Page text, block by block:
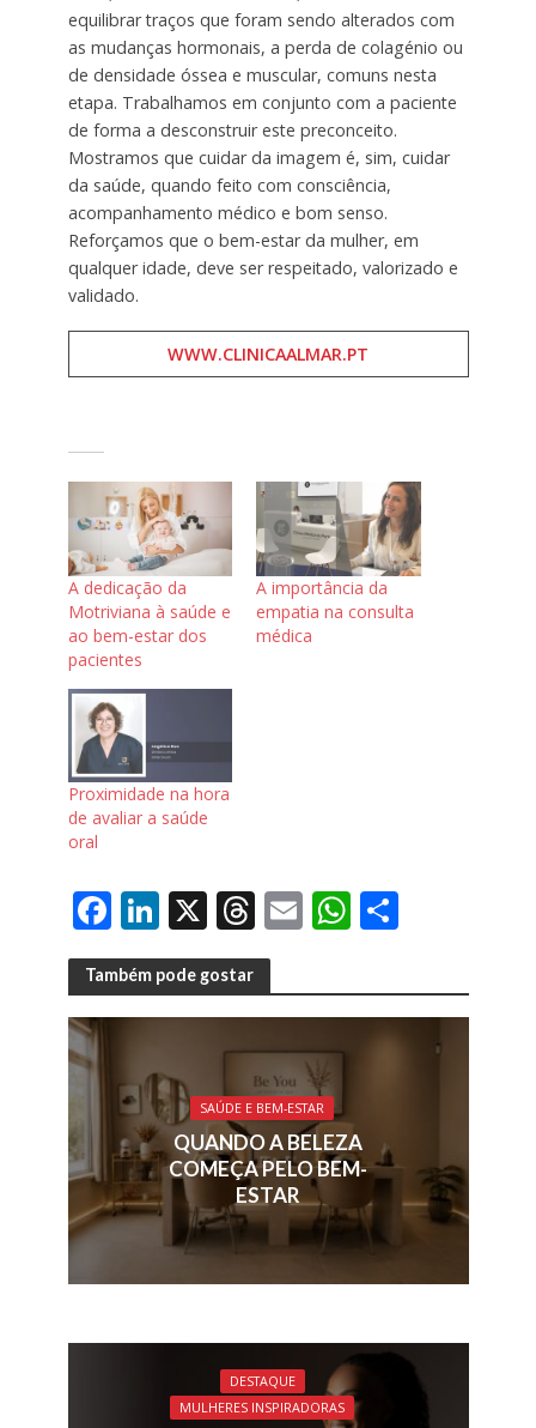
equilibrar traços que foram sendo alterados com
as mudanças hormonais, a perda de colagénio ou
de densidade óssea e muscular, comuns nesta
etapa. Trabalhamos em conjunto com a paciente
de forma a desconstruir este preconceito.
Mostramos que cuidar da imagem é, sim, cuidar
da saúde, quando feito com consciência,
acompanhamento médico e bom senso.
Reforçamos que o bem-estar da mulher, em
qualquer idade, deve ser respeitado, valorizado e
validado.
WWW.CLINICAALMAR.PT
A dedicação da
Motriviana à saúde e
ao bem-estar dos
pacientes
A importância da
empatia na consulta
médica
Proximidade na hora
de avaliar a saúde
oral
F
ac
e
b
o
k
Li
n
k
e
dI
n
X T
h
re
a
d
s
E
ai
l
W
at
s
p
S
ar
e
Também pode gostar
SAÚDE E BEM-ESTAR
QUANDO A BELEZA
COMEÇA PELO BEM-
ESTAR
DESTAQUE
MULHERES INSPIRADORAS